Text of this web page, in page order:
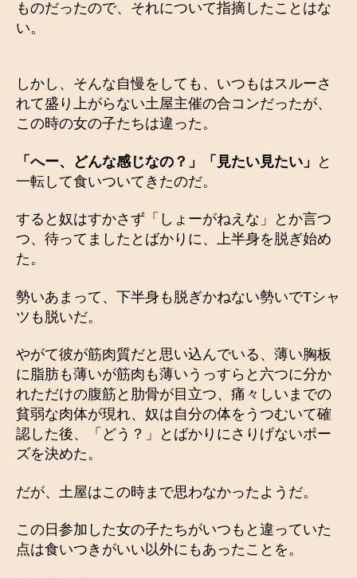
ものだったので、それについて指摘したことはな
い。
しかし、そんな自慢をしても、いつもはスルーさ
れて盛り上がらない土屋主催の合コンだったが、
この時の女の子たちは違った。
「へー、どんな感じなの？」「見たい見たい」
と
一転して食いついてきたのだ。
すると奴はすかさず「しょーがねえな」とか言つ
つ、待ってましたとばかりに、上半身を脱ぎ始め
た。
勢いあまって、下半身も脱ぎかねない勢いでTシャ
ツも脱いだ。
やがて彼が筋肉質だと思い込んでいる、薄い胸板
に脂肪も薄いが筋肉も薄いうっすらと六つに分か
れただけの腹筋と肋骨が目立つ、痛々しいまでの
貧弱な肉体が現れ、奴は自分の体をうつむいて確
認した後、「どう？」とばかりにさりげないポー
ズを決めた。
だが、土屋はこの時まで思わなかったようだ。
この日参加した女の子たちがいつもと違っていた
点は食いつきがいい以外にもあったことを。